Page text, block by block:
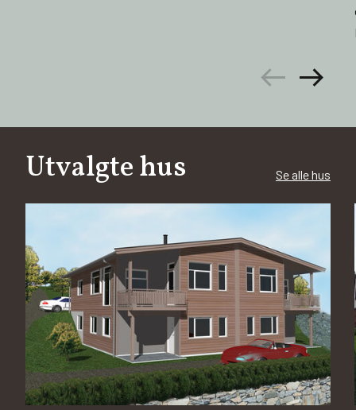
arrow_left_alt arrow_right_alt
Utvalgte hus Se alle hus